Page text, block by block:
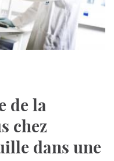
de la
chez
dans une